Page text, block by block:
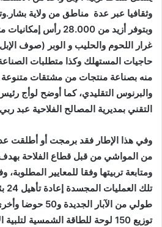
وثقافيا عبر عدة مناطق من ولاية
وبتوفر أزيد من 28.000
غرار اللحوم والحليب و الوبر (صوف
حاجيات المستهلك وكذا متطلبات
منه بصناعة منتجات من مشتقات متنوعة
والبرنوس التقليدي، كما أوضح لوأج
التقني بمديرية المصالح الفلاحية عبد
وفي هذا الإطار فقد برمجت أو أطلقت
من المواشي من قبل قطاع الفلاحة بهدف
ومتابعة تربيتها وفقا للمعايير
طولي من الآبار
توزيع 150 لوحة للطاقة الشمسية